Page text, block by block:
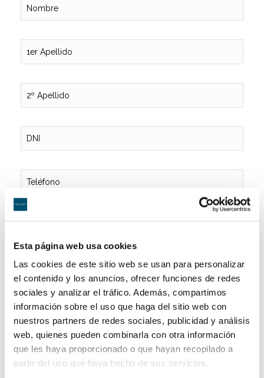
Esta página web usa cookies
Las cookies de este sitio web se usan para personalizar
el contenido y los anuncios, ofrecer funciones de redes
sociales y analizar el tráfico. Además, compartimos
información sobre el uso que haga del sitio web con
nuestros partners de redes sociales, publicidad y análisis
web, quienes pueden combinarla con otra información
que les haya proporcionado o que hayan recopilado a
partir del uso que haya hecho de sus servicios.
He leído y acepto laPolítica de Privacidad